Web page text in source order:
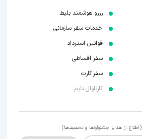
رزرو هوشمند بلیط
خدمات سفر سازمانی
قوانین استرداد
سفر اقساطی
سفر کارت
کارناوال تایم
(اطلاع از هدایا جشنواره‌ها و تخفیف‌ها)